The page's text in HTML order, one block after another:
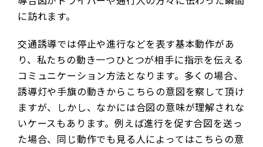
に訪れます。
交通誘導では停止や進行などを表す基本動作があ
り、私たちの動き一つひとつが相手に指示を伝える
コミュニケーション方法となります。多くの場合、
誘導灯や手旗の動きからこちらの意図を察して頂け
ますが、しかし、なかには合図の意味が理解されな
いケースもあります。例えば進行を促す合図を送っ
た場合、同じ動作でも見る人によってはこちらの意